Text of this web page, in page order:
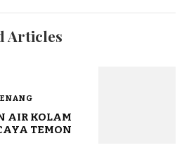
Articles
AIR KOLAM
TEMON